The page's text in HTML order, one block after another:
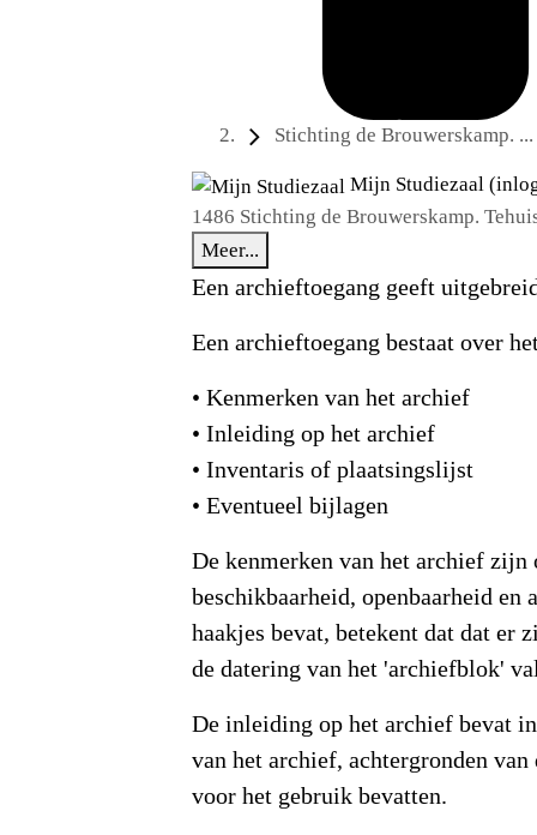
Stichting de Brouwerskamp. ...
Mijn Studiezaal
1486 Stichting de Brouwerskamp.
Meer...
Een archieftoegang geeft
Een archieftoegang bestaat over
• Kenmerken van het archief
• Inleiding op het archief
• Inventaris of plaatsingslijst
• Eventueel bijlagen
De kenmerken van het archief
beschikbaarheid, openbaarheid en
haakjes bevat, betekent dat dat er
de datering van het 'archiefblok'
De inleiding op het archief bevat
van het archief, achtergronden
voor het gebruik bevatten.